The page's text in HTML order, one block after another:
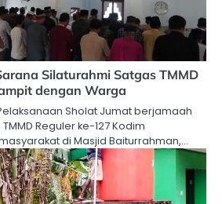
Silaturahmi Satgas TMMD
dengan Warga
Sholat Jumat berjamaah
Reguler ke-127 Kodim
di Masjid Baiturrahman,…